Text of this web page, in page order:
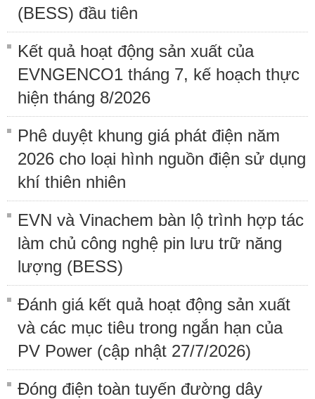
(BESS) đầu tiên
Kết quả hoạt động sản xuất của
EVNGENCO1 tháng 7, kế hoạch thực
hiện tháng 8/2026
Phê duyệt khung giá phát điện năm
2026 cho loại hình nguồn điện sử dụng
khí thiên nhiên
EVN và Vinachem bàn lộ trình hợp tác
làm chủ công nghệ pin lưu trữ năng
lượng (BESS)
Đánh giá kết quả hoạt động sản xuất
và các mục tiêu trong ngắn hạn của
PV Power (cập nhật 27/7/2026)
Đóng điện toàn tuyến đường dây